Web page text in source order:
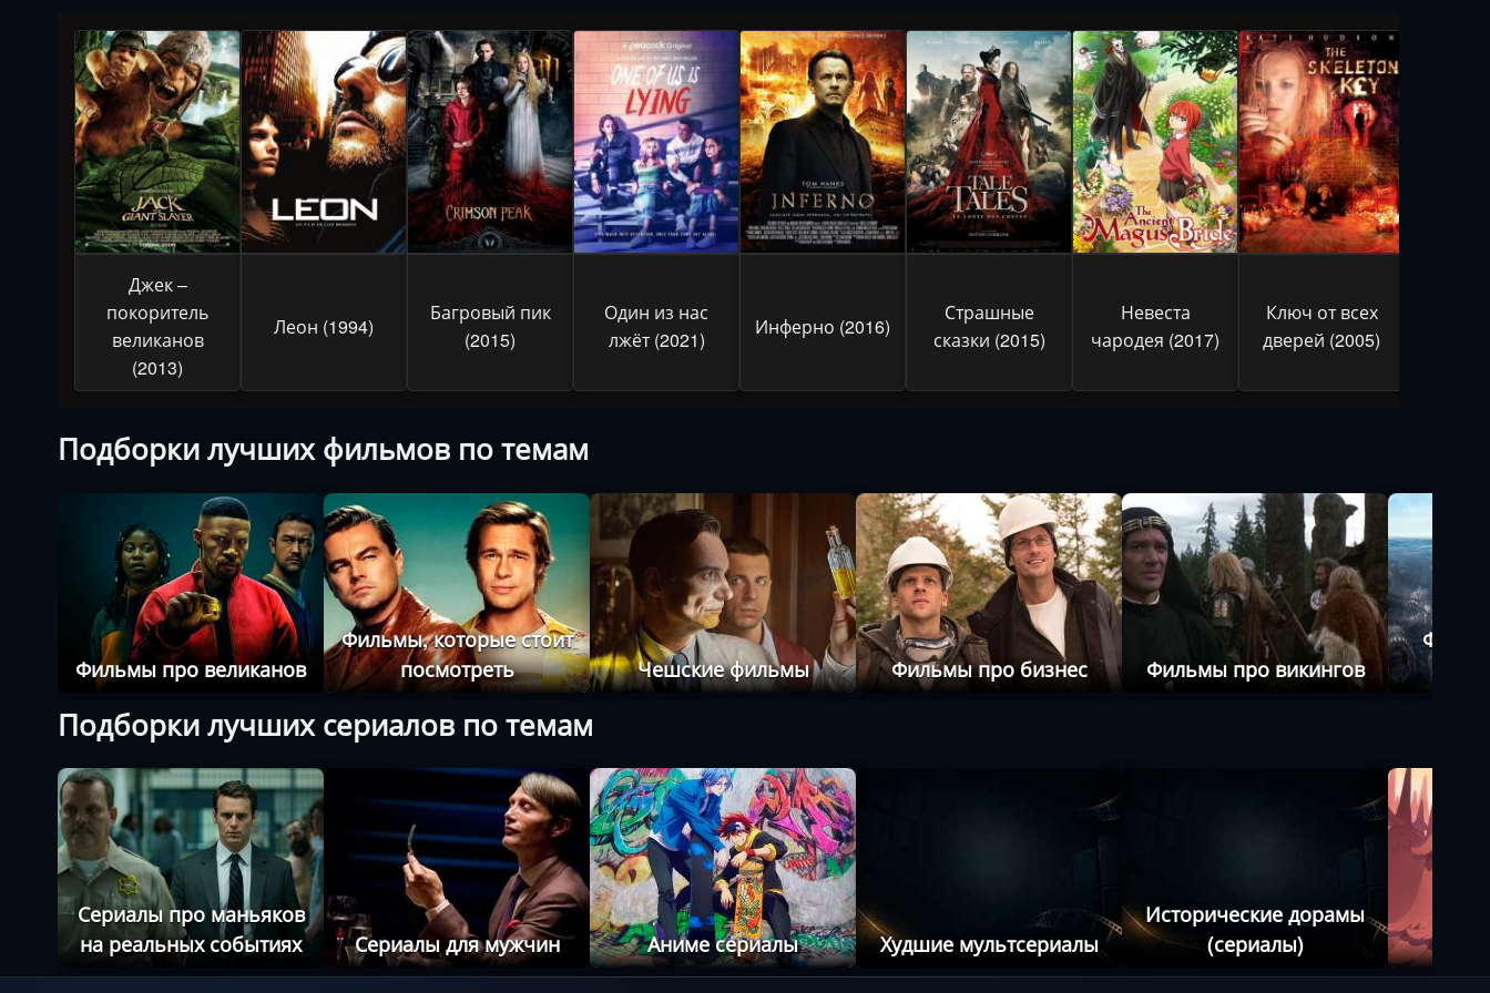
Джек –
покоритель
великанов
(2013)
Леон (1994)
Багровый пик
(2015)
Один из нас
лжёт (2021)
Инферно (2016)
Страшные
сказки (2015)
Невеста
чародея (2017)
Ключ от всех
дверей (2005)
Подборки лучших фильмов по темам
Фильмы про великанов
Фильмы, которые стоит
посмотреть
Чешские фильмы Фильмы про бизнес Фильмы про викингов
Подборки лучших сериалов по темам
Сериалы про маньяков
на реальных событиях
Сериалы для мужчин Аниме сериалы Худшие мультсериалы
Исторические дорамы
(сериалы)